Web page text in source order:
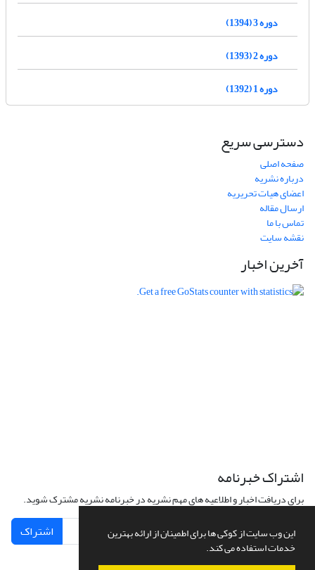
این وب سایت از کوکی ها برای اطمینان از ارائه بهترین
خدمات استفاده می کند.
دوره 3 (1394)
دوره 2 (1393)
دوره 1 (1392)
دسترسی سریع
صفحه اصلی
درباره نشریه
اعضای هیات تحریریه
ارسال مقاله
تماس با ما
نقشه سایت
آخرین اخبار
اشتراک خبرنامه
برای دریافت اخبار و اطلاعیه های مهم نشریه در خبرنامه نشریه مشترک شوید.
اشتراک